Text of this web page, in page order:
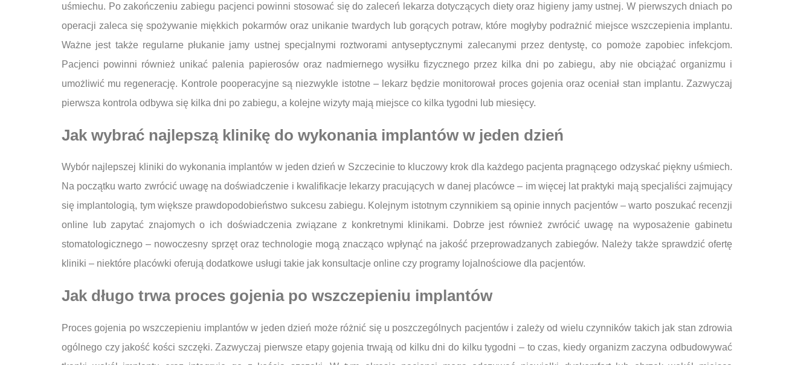
uśmiechu. Po zakończeniu zabiegu pacjenci powinni stosować się do zaleceń lekarza dotyczących diety oraz higieny jamy ustnej. W pierwszych dniach po
operacji zaleca się spożywanie miękkich pokarmów oraz unikanie twardych lub gorących potraw, które mogłyby podrażnić miejsce wszczepienia implantu.
Ważne jest także regularne płukanie jamy ustnej specjalnymi roztworami antyseptycznymi zalecanymi przez dentystę, co pomoże zapobiec infekcjom.
Pacjenci powinni również unikać palenia papierosów oraz nadmiernego wysiłku fizycznego przez kilka dni po zabiegu, aby nie obciążać organizmu i
umożliwić mu regenerację. Kontrole pooperacyjne są niezwykle istotne – lekarz będzie monitorował proces gojenia oraz oceniał stan implantu. Zazwyczaj
pierwsza kontrola odbywa się kilka dni po zabiegu, a kolejne wizyty mają miejsce co kilka tygodni lub miesięcy.
Jak wybrać najlepszą klinikę do wykonania implantów w jeden dzień
Wybór najlepszej kliniki do wykonania implantów w jeden dzień w Szczecinie to kluczowy krok dla każdego pacjenta pragnącego odzyskać piękny uśmiech.
Na początku warto zwrócić uwagę na doświadczenie i kwalifikacje lekarzy pracujących w danej placówce – im więcej lat praktyki mają specjaliści zajmujący
się implantologią, tym większe prawdopodobieństwo sukcesu zabiegu. Kolejnym istotnym czynnikiem są opinie innych pacjentów – warto poszukać recenzji
online lub zapytać znajomych o ich doświadczenia związane z konkretnymi klinikami. Dobrze jest również zwrócić uwagę na wyposażenie gabinetu
stomatologicznego – nowoczesny sprzęt oraz technologie mogą znacząco wpłynąć na jakość przeprowadzanych zabiegów. Należy także sprawdzić ofertę
kliniki – niektóre placówki oferują dodatkowe usługi takie jak konsultacje online czy programy lojalnościowe dla pacjentów.
Jak długo trwa proces gojenia po wszczepieniu implantów
Proces gojenia po wszczepieniu implantów w jeden dzień może różnić się u poszczególnych pacjentów i zależy od wielu czynników takich jak stan zdrowia
ogólnego czy jakość kości szczęki. Zazwyczaj pierwsze etapy gojenia trwają od kilku dni do kilku tygodni – to czas, kiedy organizm zaczyna odbudowywać